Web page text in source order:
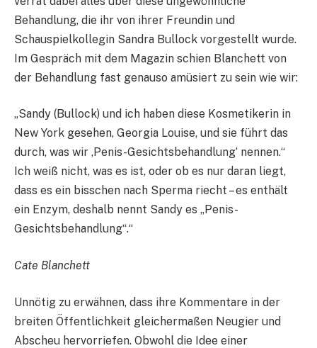
Behandlung, die ihr von ihrer Freundin und
Schauspielkollegin Sandra Bullock vorgestellt wurde.
Im Gespräch mit dem Magazin schien Blanchett von
der Behandlung fast genauso amüsiert zu sein wie wir:
„Sandy (Bullock) und ich haben diese Kosmetikerin in
New York gesehen, Georgia Louise, und sie führt das
durch, was wir ‚Penis-Gesichtsbehandlung‘ nennen.“
Ich weiß nicht, was es ist, oder ob es nur daran liegt,
dass es ein bisschen nach Sperma riecht – es enthält
ein Enzym, deshalb nennt Sandy es „Penis-
Gesichtsbehandlung“.“
Cate Blanchett
Unnötig zu erwähnen, dass ihre Kommentare in der
breiten Öffentlichkeit gleichermaßen Neugier und
Abscheu hervorriefen. Obwohl die Idee einer